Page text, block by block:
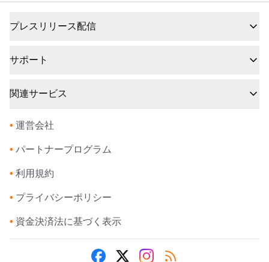
プレスリリース配信
サポート
関連サービス
• 運営会社
• パートナープログラム
• 利用規約
• プライバシーポリシー
• 資金決済法に基づく表示